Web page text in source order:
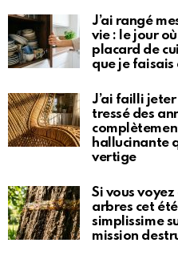
J’ai rangé
vie : le jour
placard de
que je faisais
J’ai failli
tressé des
hallucinante
vertige
Si vous
arbres cet
simplissime
mission